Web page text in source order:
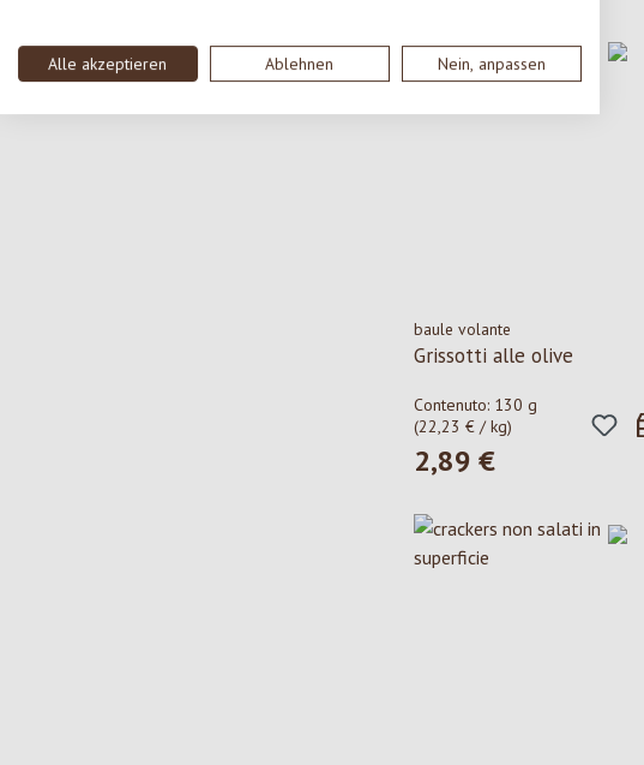
Alle akzeptieren Ablehnen Nein, anpassen
baule volante
Grissotti alle olive
Contenuto: 130 g
(22,23 € / kg)
Prezzo normale:
2,89 €